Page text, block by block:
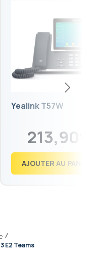
E2 Teams
Yealink T57W
213,90
256,68
AJOUTER AU